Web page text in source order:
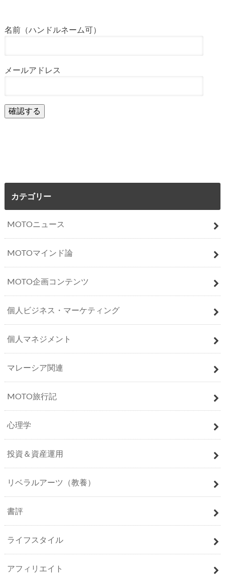
名前（ハンドルネーム可）
メールアドレス
カテゴリー
MOTOニュース
MOTOマインド論
MOTO企画コンテンツ
個人ビジネス・マーケティング
個人マネジメント
マレーシア関連
MOTO旅行記
心理学
投資＆資産運用
リベラルアーツ（教養）
書評
ライフスタイル
アフィリエイト